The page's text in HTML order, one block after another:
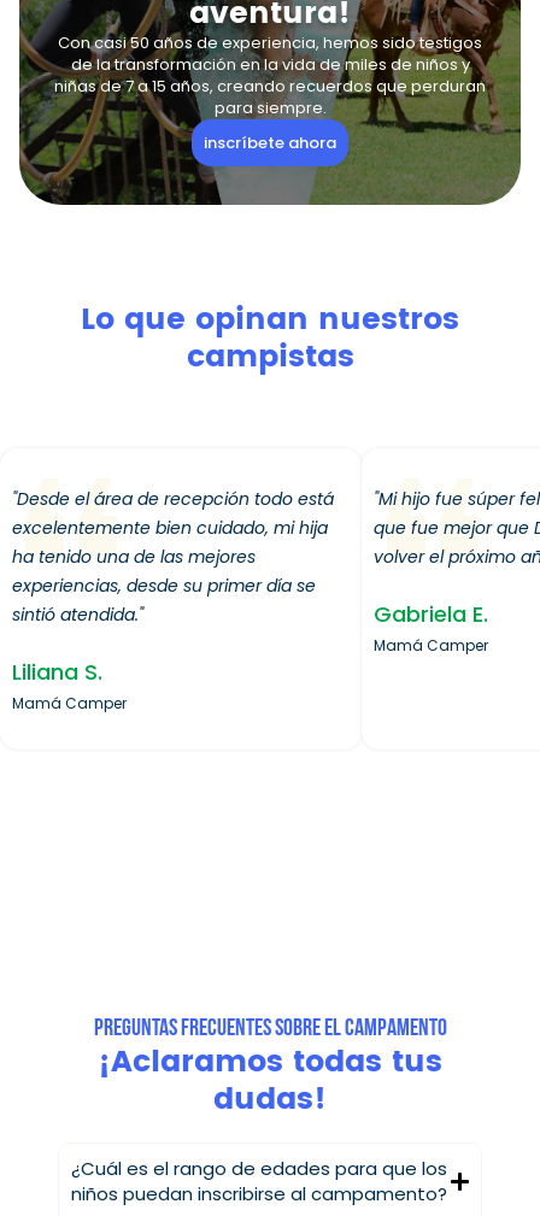
aventura!
Con casi 50 años de experiencia, hemos sido testigos
de la transformación en la vida de miles de niños y
niñas de 7 a 15 años, creando recuerdos que perduran
para siempre.
inscríbete ahora
Lo que opinan nuestros
campistas
"Desde el área de recepción todo está
excelentemente bien cuidado, mi hija
ha tenido una de las mejores
experiencias, desde su primer día se
sintió atendida."
Liliana S.
Mamá Camper
"Mi hijo fue súper
que fue mejor que
volver el próximo
Gabriela E.
Mamá Camper
PREGUNTAS FRECUENTES SOBRE EL CAMPAMENTO
¡Aclaramos todas tus
dudas!
¿Cuál es el rango de edades para que los
niños puedan inscribirse al campamento?